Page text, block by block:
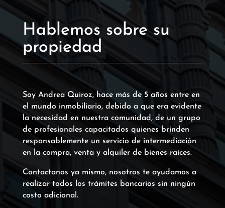
Hablemos sobre su
propiedad
Soy Andrea Quiroz, hace más de 5 años entre en
el mundo inmobiliario, debido a que era evidente
la necesidad en nuestra comunidad, de un grupo
de profesionales capacitados quienes brinden
responsablemente un servicio de intermediación
en la compra, venta y alquiler de bienes raíces.
Contactanos ya mismo, nosotros te ayudamos a
realizar todos los trámites bancarios sin ningún
costo adicional.